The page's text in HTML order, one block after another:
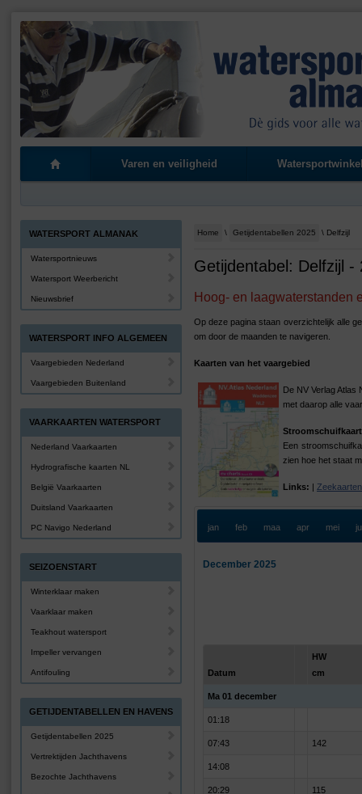
Varen en veiligheid
Home \ Getijdentabellen 2025 \ Delfzijl
Getijdentabel: Delfzijl -
Hoog- en laagwaterstanden
Op deze pagina staan overzichtelijk alle
om door de maanden te navigeren.
Kaarten van het vaargebied
De NV Verlag
met daarop alle
Stroomschuifkaart
Een
zien hoe het staat
Links: | Zeekaarten
jan feb maa apr mei
December 2025
Datum
HW
cm
Ma 01 december
01:18
07:43 142
14:08
20:29 115
WATERSPORT ALMANAK
Watersportnieuws
Watersport Weerbericht
Nieuwsbrief
WATERSPORT INFO ALGEMEEN
Vaargebieden Nederland
Vaargebieden Buitenland
VAARKAARTEN WATERSPORT
Nederland Vaarkaarten
Hydrografische kaarten NL
België Vaarkaarten
Duitsland Vaarkaarten
PC Navigo Nederland
SEIZOENSTART
Winterklaar maken
Vaarklaar maken
Teakhout watersport
Impeller vervangen
Antifouling
GETIJDENTABELLEN EN HAVENS
Getijdentabellen 2025
Vertrektijden Jachthavens
Bezochte Jachthavens